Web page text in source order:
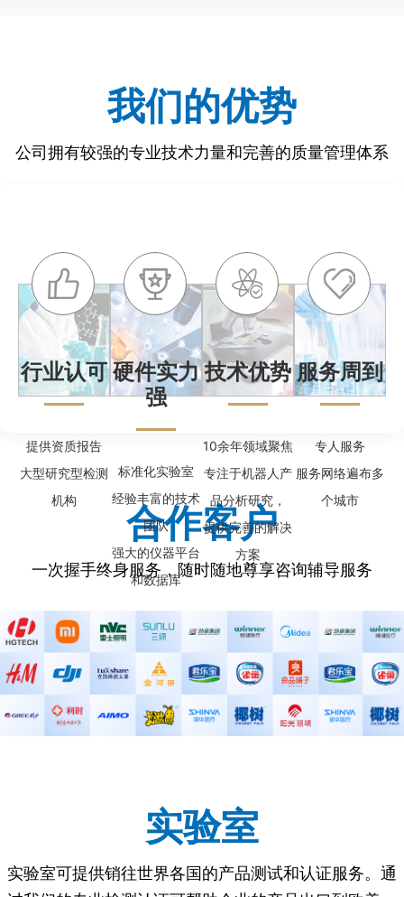
我们的优势
公司拥有较强的专业技术力量和完善的质量管理体系
行业认可
提供资质报告
大型研究型检测
机构
硬件实力
强
标准化实验室
经验丰富的技术
团队
强大的仪器平台
和数据库
技术优势
10余年领域聚焦
专注于机器人产
品分析研究，
提供完善的解决
方案
服务周到
专人服务
服务网络遍布多
个城市
合作客户
一次握手终身服务，随时随地尊享咨询辅导服务
实验室
实验室可提供销往世界各国的产品测试和认证服务。通